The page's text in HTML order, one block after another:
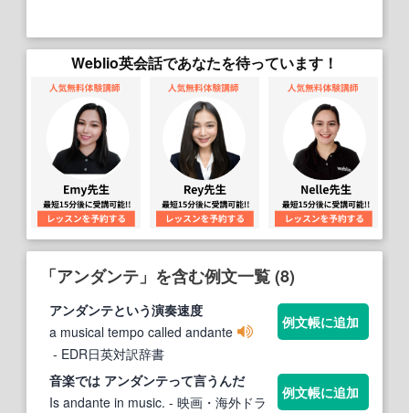
Weblio英会話であなたを待っています！
「アンダンテ」を含む例文一覧 (8)
アンダンテという演奏速度
a musical tempo called andante
- EDR日英対訳辞書
例文帳に追加
音楽では アンダンテって言うんだ
Is andante in music. - 映画・海外ドラ
例文帳に追加